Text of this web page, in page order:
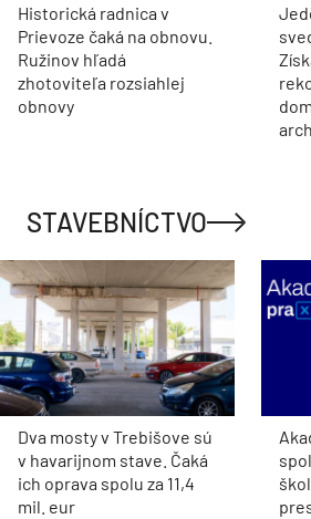
Historická radnica v
Prievoze čaká na obnovu.
Ružinov hľadá
zhotoviteľa rozsiahlej
obnovy
STAVEBNÍCTVO
Dva mosty v Trebišove sú
v havarijnom stave. Čaká
ich oprava spolu za 11,4
mil. eur